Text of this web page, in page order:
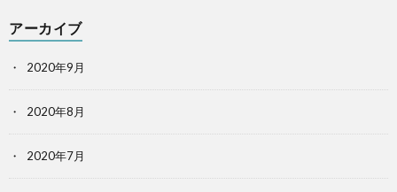
アーカイブ
2020年9月
2020年8月
2020年7月